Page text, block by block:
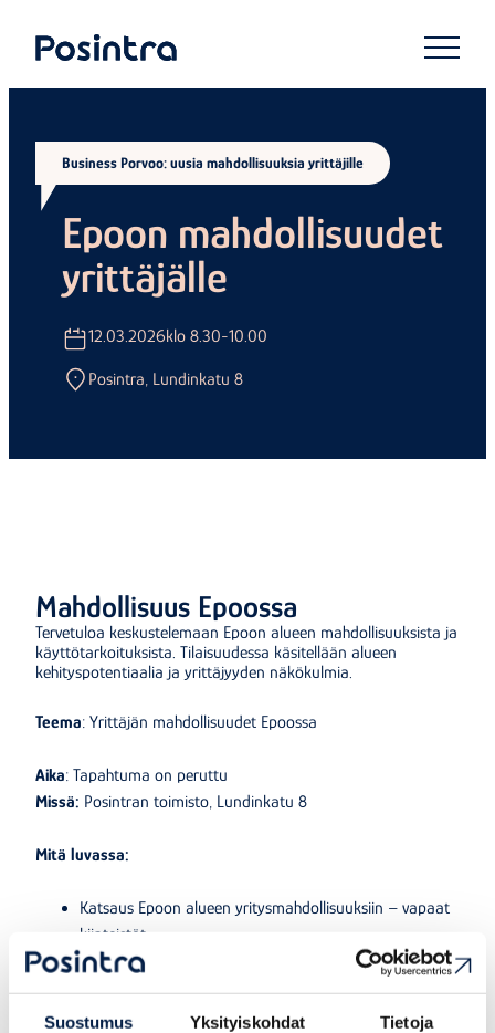
Suostumus Yksityiskohdat Tietoja
suoraan
sisältöön
Posintra Oy
Business Porvoo: uusia mahdollisuuksia yrittäjille
Epoon mahdollisuudet
yrittäjälle
12.03.2026klo 8.30-10.00
Posintra, Lundinkatu 8
Mahdollisuus Epoossa
Tervetuloa keskustelemaan Epoon alueen mahdollisuuksista ja
käyttötarkoituksista. Tilaisuudessa käsitellään alueen
kehityspotentiaalia ja yrittäjyyden näkökulmia.
Teema: Yrittäjän mahdollisuudet Epoossa
Aika: Tapahtuma on peruttu
Missä: Posintran toimisto, Lundinkatu 8
Mitä luvassa:
Katsaus Epoon alueen yritysmahdollisuuksiin – vapaat
kiinteistöt
Aluesuunnittelijan havainnekuva – tulevaisuuden
Yrittämisen tuki – Posintra auttaa ideasta eteenpäin